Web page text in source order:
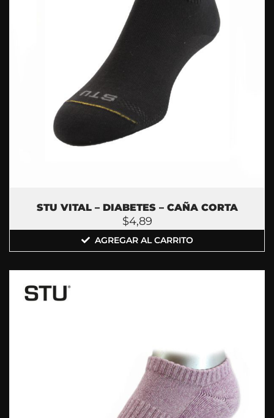
STU VITAL – DIABETES – CAÑA CORTA
$4,89
AGREGAR AL CARRITO